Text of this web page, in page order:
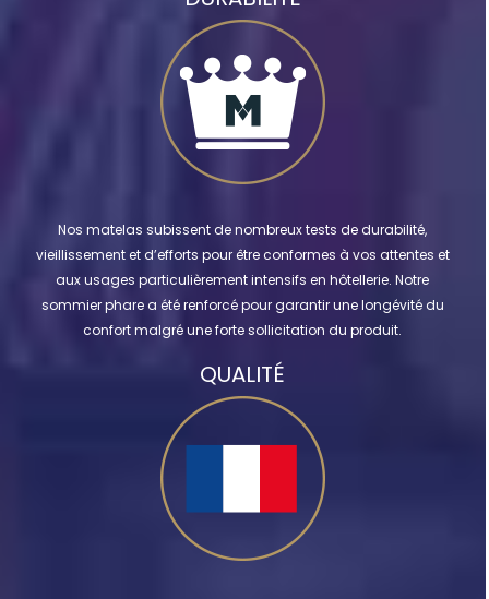
Nos matelas subissent de nombreux tests de durabilité,
vieillissement et d’efforts pour être conformes à vos attentes et
aux usages particulièrement intensifs en hôtellerie. Notre
sommier phare a été renforcé pour garantir une longévité du
confort malgré une forte sollicitation du produit.
QUALITÉ